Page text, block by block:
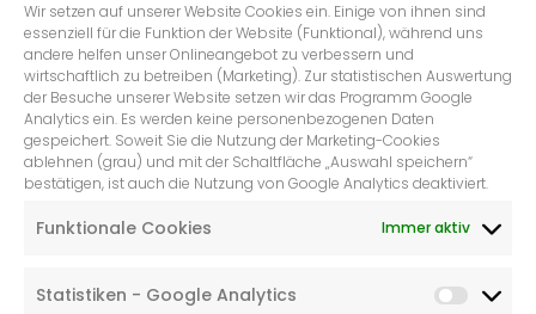
Wir setzen auf unserer Website Cookies ein. Einige von ihnen sind
essenziell für die Funktion der Website (Funktional), während uns
andere helfen unser Onlineangebot zu verbessern und
wirtschaftlich zu betreiben (Marketing). Zur statistischen Auswertung
der Besuche unserer Website setzen wir das Programm Google
Analytics ein. Es werden keine personenbezogenen Daten
gespeichert. Soweit Sie die Nutzung der Marketing-Cookies
ablehnen (grau) und mit der Schaltfläche „Auswahl speichern“
bestätigen, ist auch die Nutzung von Google Analytics deaktiviert.
Funktionale Cookies Immer aktiv
Statistiken - Google Analytics
POSTKARTE QUER,
WEIHNACHTSMARKT BEDEUTET,
FINDET!